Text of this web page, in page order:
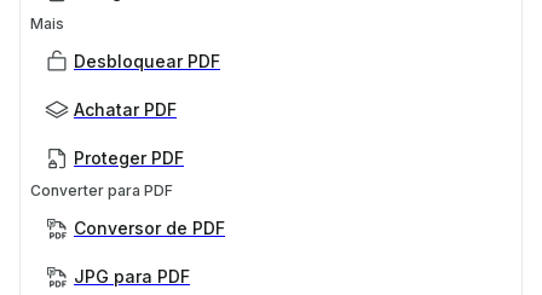
Mais
Desbloquear PDF
Achatar PDF
Proteger PDF
Converter para PDF
Conversor de PDF
JPG para PDF